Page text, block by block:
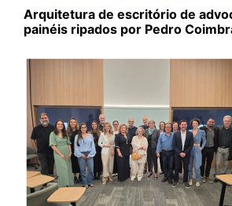
Arquitetura de escritório de
painéis ripados por Pedro